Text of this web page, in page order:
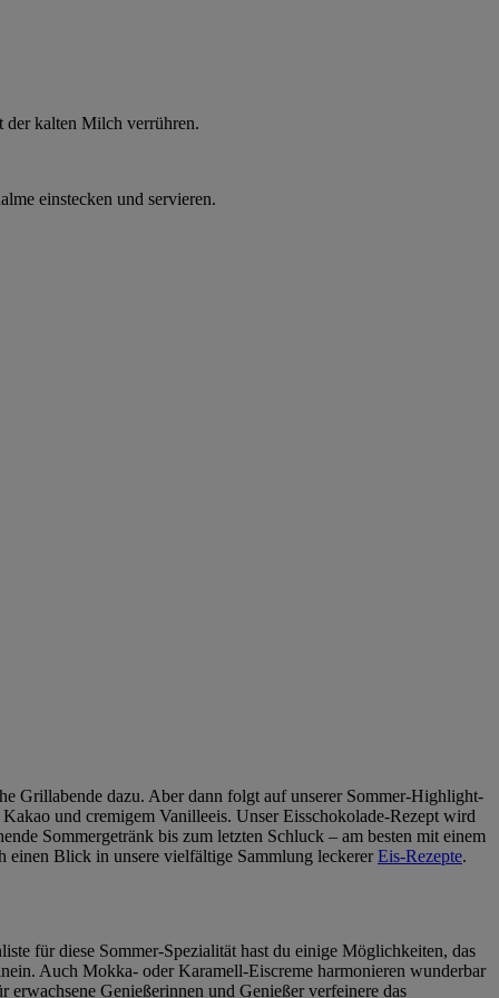
der kalten Milch verrühren.
einstecken und servieren.
Grillabende dazu. Aber dann folgt auf unserer Sommer-Highlight-
und cremigem Vanilleeis. Unser Eisschokolade-Rezept wird
Sommergetränk bis zum letzten Schluck – am besten mit einem
Blick in unsere vielfältige Sammlung leckererEis-Rezepte.
für diese Sommer-Spezialität hast du einige Möglichkeiten, das
Auch Mokka- oder Karamell-Eiscreme harmonieren wunderbar
Genießerinnen und Genießer verfeinere das